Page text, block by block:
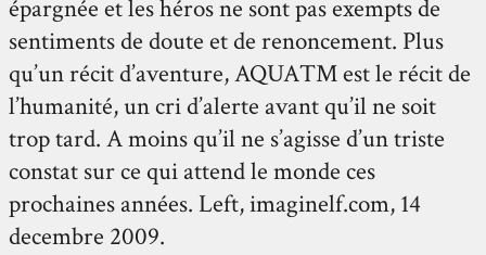
épargnée et les héros ne sont pas exempts de
sentiments de doute et de renoncement. Plus
qu’un récit d’aventure, AQUA™ est le récit de
l’humanité, un cri d’alerte avant qu’il ne soit
trop tard. A moins qu’il ne s’agisse d’un triste
constat sur ce qui attend le monde ces
prochaines années. Left, imaginelf.com, 14
decembre 2009.